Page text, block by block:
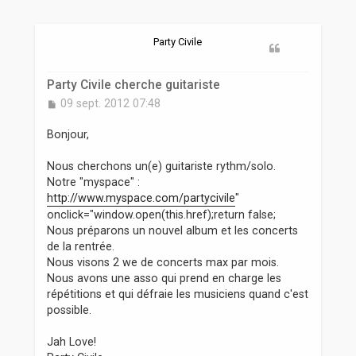
Party Civile
Party Civile cherche guitariste
M
s
g
e
09 sept. 2012 07:48
Bonjour,
Nous cherchons un(e) guitariste rythm/solo.
Notre "myspace" :
http://www.myspace.com/partycivile"
onclick="window.open(this.href);return false;
Nous préparons un nouvel album et les concerts
de la rentrée.
Nous visons 2 we de concerts max par mois.
Nous avons une asso qui prend en charge les
répétitions et qui défraie les musiciens quand c'est
possible.
Jah Love!